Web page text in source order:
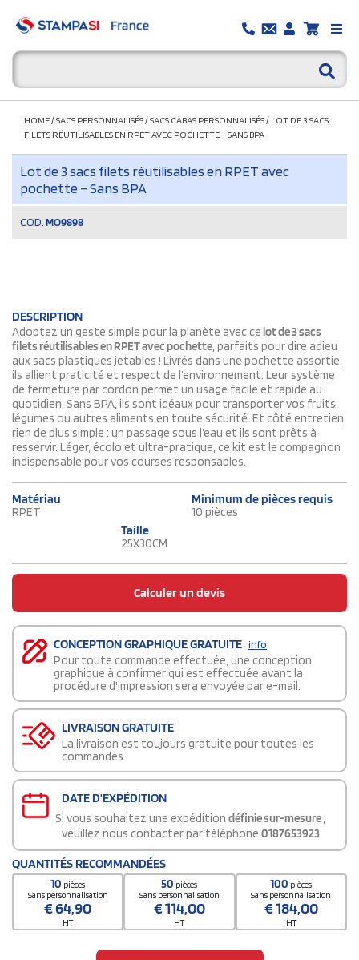
HOME/SACS PERSONNALISÉS/SACS CABAS PERSONNALISÉS/ LOT DE 3 SACS
FILETS RÉUTILISABLES EN RPET AVEC POCHETTE – SANS BPA
Lot de 3 sacs filets réutilisables en RPET avec
pochette – Sans BPA
COD. MO9898
DESCRIPTION
Adoptez un geste simple pour la planète avec ce lot de 3 sacs
filets réutilisables en RPET avec pochette, parfaits pour dire adieu
aux sacs plastiques jetables ! Livrés dans une pochette assortie,
ils allient praticité et respect de l’environnement. Leur système
de fermeture par cordon permet un usage facile et rapide au
quotidien. Sans BPA, ils sont idéaux pour transporter vos fruits,
légumes ou autres aliments en toute sécurité. Et côté entretien,
rien de plus simple : un passage sous l’eau et ils sont prêts à
resservir. Léger, écolo et ultra-pratique, ce kit est le compagnon
indispensable pour vos courses responsables.
Matériau
RPET
Minimum de pièces requis
10 pièces
Taille
25X30CM
Calculer un devis
CONCEPTION GRAPHIQUE GRATUITE info
Pour toute commande effectuée, une conception
graphique à confirmer qui est effectuée avant la
procédure d'impression sera envoyée par e-mail.
LIVRAISON GRATUITE
La livraison est toujours gratuite pour toutes les
commandes
DATE D'EXPÉDITION
Si vous souhaitez une expédition définie sur-mesure,
veuillez nous contacter par téléphone 0187653923
QUANTITÉS RECOMMANDÉES
10 pièces
Sans personnalisation
€64,90
HT
50 pièces
Sans personnalisation
€114,00
HT
100 pièces
Sans personnalisation
€184,00
HT